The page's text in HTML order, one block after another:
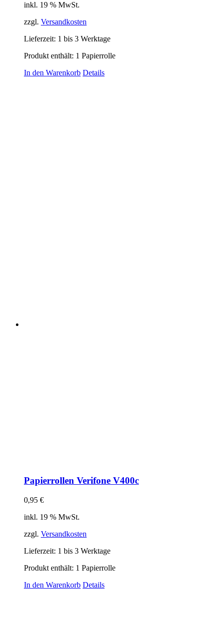
inkl. 19 % MwSt.
zzgl. Versandkosten
Lieferzeit: 1 bis 3 Werktage
Produkt enthält: 1 Papierrolle
In den Warenkorb Details
Papierrollen Verifone V400c
0,95 €
inkl. 19 % MwSt.
zzgl. Versandkosten
Lieferzeit: 1 bis 3 Werktage
Produkt enthält: 1 Papierrolle
In den Warenkorb Details